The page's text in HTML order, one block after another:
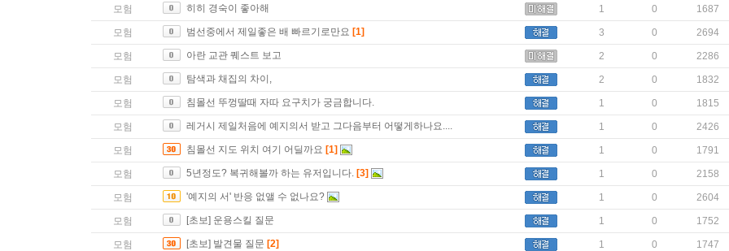
모험 히히 경숙이 좋아해 1 0 1687
모험 범선중에서 제일좋은 배 빠르기로만요 [1] 3 0 2694
모험 아란 교관 퀘스트 보고 2 0 2286
모험 탐색과 채집의 차이, 2 0 1832
모험 침몰선 뚜껑딸때 자따 요구치가 궁금합니다. 1 0 1815
모험 레거시 제일처음에 예지의서 받고 그다음부터 어떻게하나요.... 1 0 2426
모험 침몰선 지도 위치 여기 어딜까요 [1] 1 0 1791
모험 5년정도? 복귀해볼까 하는 유저입니다. [3] 1 0 2158
모험 '예지의 서' 반응 없앨 수 없나요? 1 0 2604
모험 [초보] 운용스킬 질문 1 0 1752
모험 [초보] 발견물 질문 [2] 1 0 1747